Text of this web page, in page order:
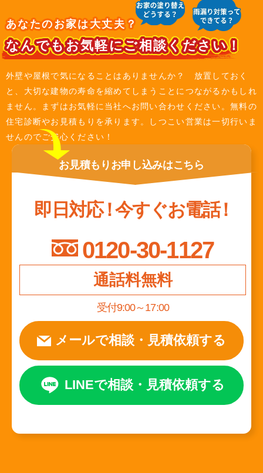
あなたのお家は大丈夫？
なんでもお気軽にご相談ください！
外壁や屋根で気になることはありませんか？ 放置しておく
と、大切な建物の寿命を縮めてしまうことにつながるかもしれ
ません。まずはお気軽に当社へお問い合わせください。無料の
住宅診断やお見積もりを承ります。しつこい営業は一切行いま
せんのでご安心ください！
お見積もり お申し込みはこちら
即日対応！今すぐお電話！
0120-30-1127
通話料無料
受付9:00～17:00
メールで相談 ・ 見積依頼する
LINEで相談・ 見積依頼する